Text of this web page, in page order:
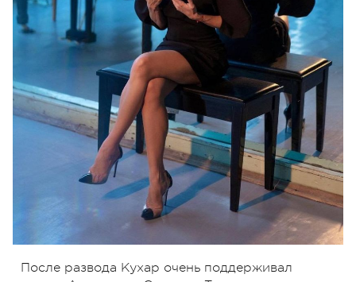
После развода Кухар очень поддерживал